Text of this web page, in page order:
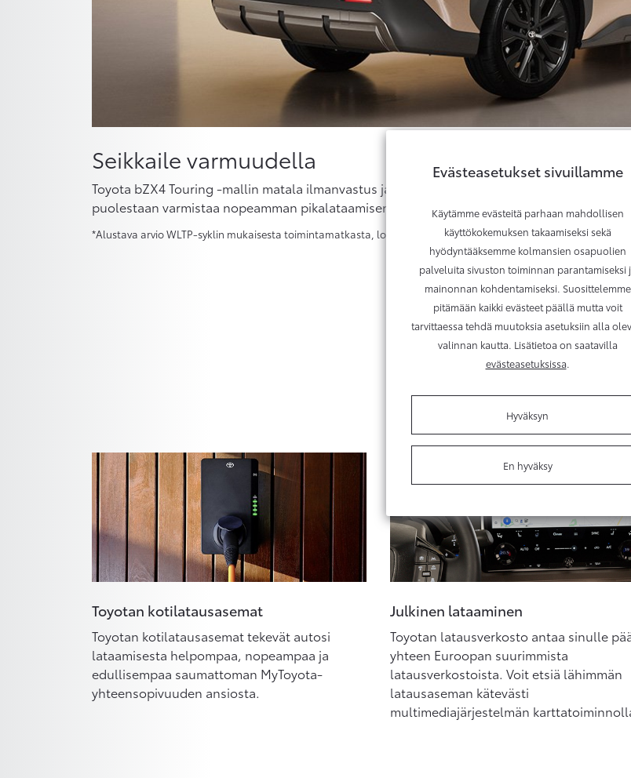
Seikkaile varmuudella
Toyota bZX4 Touring -mallin matala ilmanvastus ja 74,7 kWh:n akku mahdollistavat jopa
puolestaan varmistaa nopeamman pikalataamisen myös kylmissä olosuhteissa.
*Alustava arvio WLTP-syklin mukaisesta toimintamatkasta, lopulliset tekniset tiedot vahvistetaan ajoneuvon
Joustavaa lataamista
Toyotan kotilatausasemat
Toyotan kotilatausasemat tekevät autosi
lataamisesta helpompaa, nopeampaa ja
edullisempaa saumattoman MyToyota-
yhteensopivuuden ansiosta.
Julkinen lataaminen
Toyotan latausverkosto antaa sinulle
yhteen Euroopan suurimmista
latausverkostoista. Voit etsiä lähimmän
latausaseman kätevästi
multimediajärjestelmän
Evästeasetukset sivuillamme
Käytämme evästeitä parhaan mahdollisen
käyttökokemuksen takaamiseksi sekä
hyödyntääksemme kolmansien osapuolien
palveluita sivuston toiminnan parantamiseksi
mainonnan kohdentamiseksi. Suosittelemme
pitämään kaikki evästeet päällä mutta voit
tarvittaessa tehdä muutoksia asetuksiin alla
valinnan kautta. Lisätietoa on saatavilla
evästeasetuksissa.
Hyväksyn
En hyväksy